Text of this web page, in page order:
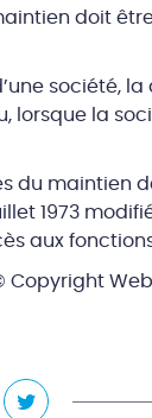
doit
société,
la
du maintien
1973
aux
Copyright